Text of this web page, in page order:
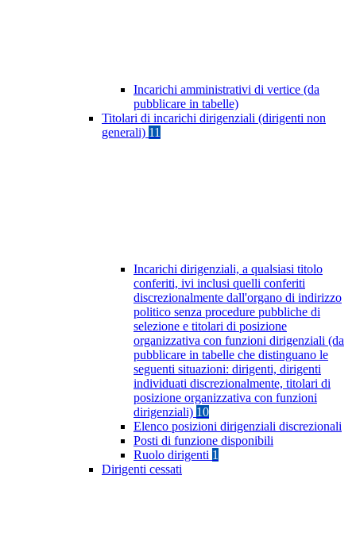
Incarichi amministrativi di vertice (da
pubblicare in tabelle)
Titolari di incarichi dirigenziali (dirigenti non
generali) 11
Incarichi dirigenziali, a qualsiasi titolo
conferiti, ivi inclusi quelli conferiti
discrezionalmente dall'organo di indirizzo
politico senza procedure pubbliche di
selezione e titolari di posizione
organizzativa con funzioni dirigenziali (da
pubblicare in tabelle che distinguano le
seguenti situazioni: dirigenti, dirigenti
individuati discrezionalmente, titolari di
posizione organizzativa con funzioni
dirigenziali) 10
Elenco posizioni dirigenziali discrezionali
Posti di funzione disponibili
Ruolo dirigenti 1
Dirigenti cessati